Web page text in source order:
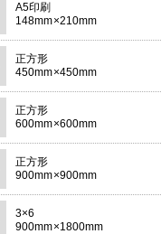
A5印刷
148mm×210mm
正方形
450mm×450mm
正方形
600mm×600mm
正方形
900mm×900mm
3×6
900mm×1800mm